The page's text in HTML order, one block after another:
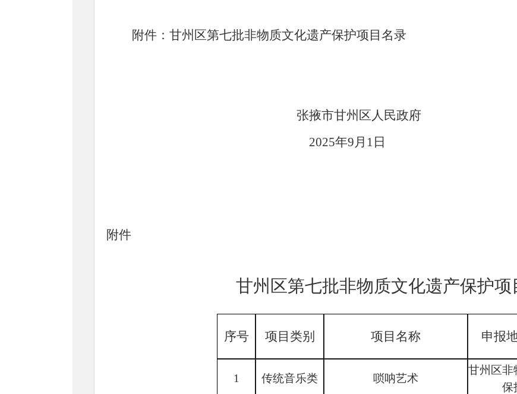
附件：甘州区第七批非物质文化遗产保护项目名录
张掖市甘州区人民政府
2025年9月1日
附件
甘州区第七批非物质文化遗产保护项
序号 项目类别 项目名称 申报
1 传统音乐类 唢呐艺术
甘州区非
保